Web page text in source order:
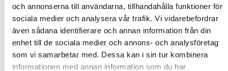
och annonserna till användarna, tillhandahålla funktioner för
sociala medier och analysera vår trafik. Vi vidarebefordrar
även sådana identifierare och annan information från din
enhet till de sociala medier och annons- och analysföretag
som vi samarbetar med. Dessa kan i sin tur kombinera
informationen med annan information som du har
BESKRIVNING